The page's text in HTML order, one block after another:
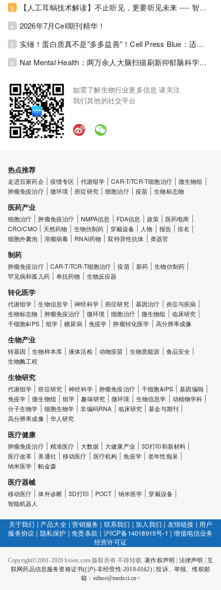
3 【人工耳蜗技术解读】不止听见，更要听见未来 ---- 智能耳蜗，开启人工耳蜗技术新纪元！
4 2026年7月Cell期刊精华！
5 实锤！蛋白质真不是"多多益善"！Cell Press Blue：适度限蛋白，反而拉长健康寿命！
6 Nat Mental Health：两万余人大脑扫描刷新抑郁脑科学认知！抑郁不只是情绪病，视觉、运动脑区同步受损！
如需了解生物行业更多信息 请关注
我们其他的社交平台
热点推荐
走进百家药企 疫情专区 代谢组学 CAR-T/TCR-T细胞治疗
微生物组
肿瘤免疫治疗
微环境 癌症研究 细胞治疗 疫苗 生物标志物
医药产业
细胞治疗 肿瘤免疫治疗 NMPA信息 FDA信息 政策
医药电商
CRO/CMO
天然药物 生物仿制药 穿戴设备 人物 报告
排名
细胞外囊泡
溶瘤病毒 RNAi药物 双特异性抗体 类器官
制药
肿瘤免疫治疗 CAR-T/TCR-T细胞治疗 疫苗 新药
生物仿制药
罕见病和孤儿药
单抗药物 生物反应器
转化医学
代谢组学 生物信息学 神经科学 癌症研究 基因治疗
炎症与疾病
生物标志物
肿瘤免疫治疗 微环境 细胞治疗 微生物组
临床研究
干细胞&iPS
组学 糖尿病 免疫学 肿瘤转化医学 高分辨率成像
生物产业
转基因 生物样本库 液体活检 动物疫苗 生物质能源
食品安全
生物酶工程
生物研究
代谢组学 癌症研究 神经科学 肿瘤免疫治疗 干细胞&iPS
基因编辑
免疫学
微生物组 组学 趣味研究 微环境 生物信息学
动植物学科
分子生物学
细胞生物学 非编码RNA 临床研究
基金与期刊
高分辨率成像
华人研究
医疗健康
肿瘤免疫治疗 精准医疗 大数据 大健康产业
3D打印和新材料
医疗改革
美通社 移动医疗 医疗机构 免疫学
老年性痴呆
纳米医学
帕金森
医疗器械
移动医疗 体外诊断 3D打印 POCT 纳米医学
穿戴设备
智能机器人
关于我们 | 产品大全|营销服务 | 联系我们 | 加入我们 | 友情链接 | 用户
服务协议 | 隐私保护 |免责条款 | 沪ICP备14018915号-1 |增值电信业务
经营许可证
Copyright©2001-2020 bioon.com 版权所有 不得转载.著作权声明 法律声明
互
联网药品信息服务资格证书((沪)-非经营性-2019-0162)|投诉、举报、维权邮
箱：editor@medsci.cn<